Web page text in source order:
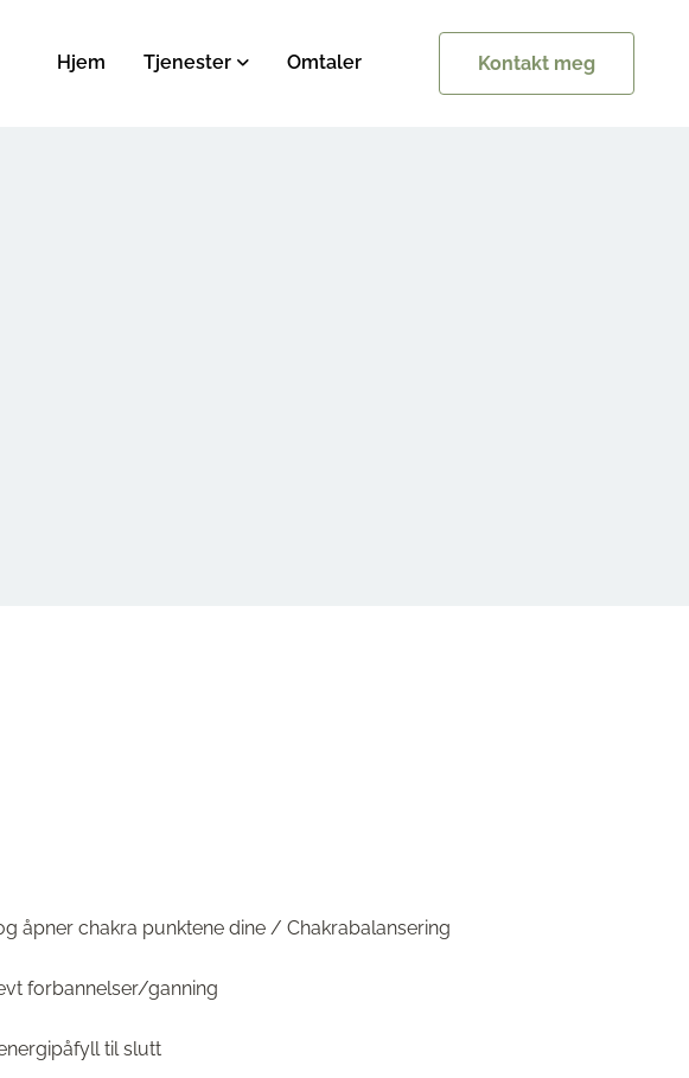
Hjem Tjenester Omtaler Kontakt meg
åpner chakra punktene dine / Chakrabalansering
forbannelser/ganning
til slutt